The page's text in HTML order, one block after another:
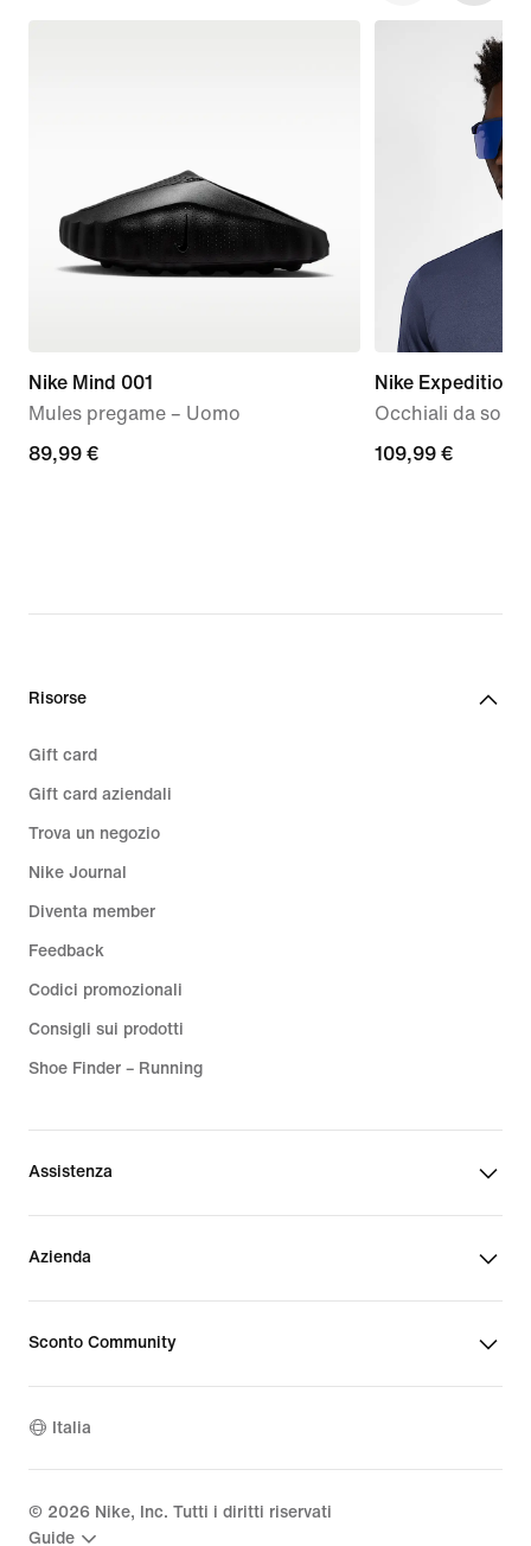
Nike Mind 001
Mules pregame – Uomo
89,99
89,99 €
Nike Expedition
Occhiali da sole
109,99
109,99 €
Risorse
Gift card
Gift card aziendali
Trova un negozio
Nike Journal
Diventa member
Feedback
Codici promozionali
Consigli sui prodotti
Shoe Finder – Running
Assistenza
Azienda
Sconto Community
Italia
© 2026 Nike, Inc. Tutti i diritti riservati
Guide